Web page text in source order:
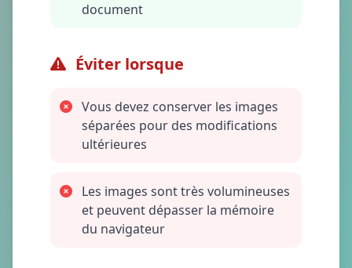
document
Éviter lorsque
Vous devez conserver les images
séparées pour des modifications
ultérieures
Les images sont très volumineuses
et peuvent dépasser la mémoire
du navigateur